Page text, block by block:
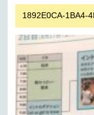
1892E0CA-1BA4-